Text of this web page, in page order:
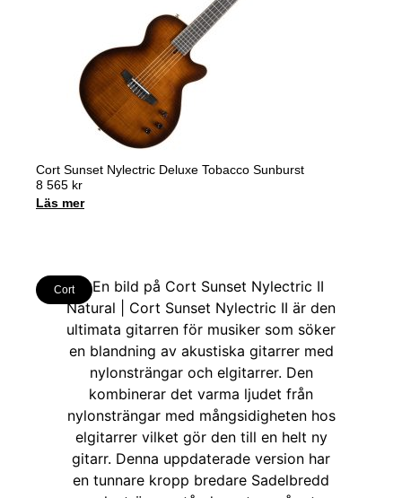
Cort Sunset Nylectric Deluxe Tobacco Sunburst
8 565 kr
Läs mer
Cort